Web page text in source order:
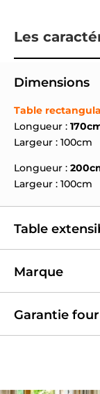
Les
Dimensions
Table
Longueur :
Largeur :
Longueur :
Largeur :
Table
Marque
Garantie